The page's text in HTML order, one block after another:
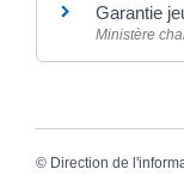
Garantie
Ministère
© Direction de